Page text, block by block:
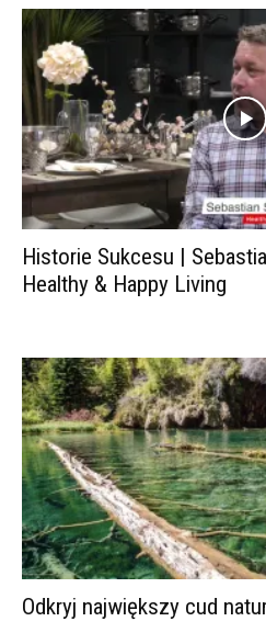
Historie Sukcesu |
Healthy & Happy Living
Odkryj największy cud